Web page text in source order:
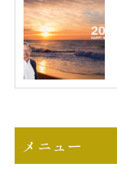
メニュー